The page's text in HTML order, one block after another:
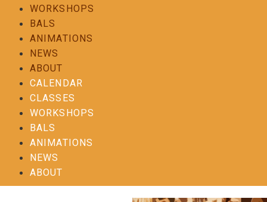
WORKSHOPS
BALS
ANIMATIONS
NEWS
ABOUT
CALENDAR
CLASSES
WORKSHOPS
BALS
ANIMATIONS
NEWS
ABOUT